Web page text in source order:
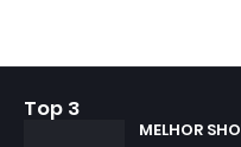
Top 3
MELHOR